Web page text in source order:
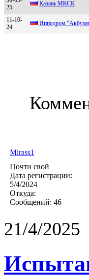
25
Кaзaнь MКCК
11-10-
24
Иппoдрoм
Mirass1
Почти свой
Дата регистрации:
5/4/2024
Откуда:
Сообщений: 46
21/4/2025